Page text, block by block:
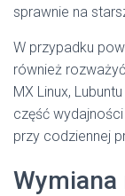
sprawnie na
W przypadku
również
MX Linux,
część
przy codziennej